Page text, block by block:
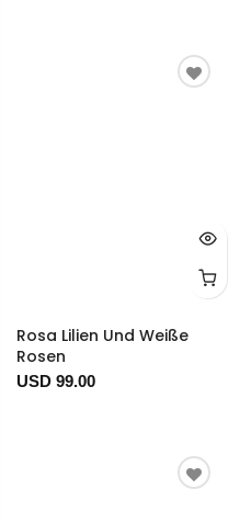
Rosa Lilien Und Weiße
Rosen
USD 99.00